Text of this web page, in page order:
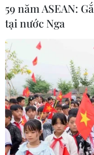
Thương mại Việt
hướng tới những
trưởng mới
08/08/2026 03:29
Nghệ An: OCOP đã
vì sao nông sản vẫn
08/08/2026 03:28
59 năm ASEAN:
tại nước Nga